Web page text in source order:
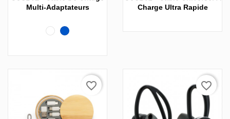
Multi-Adaptateurs
BlancBleu
Charge Ultra Rapide
favorite_border favorite_border